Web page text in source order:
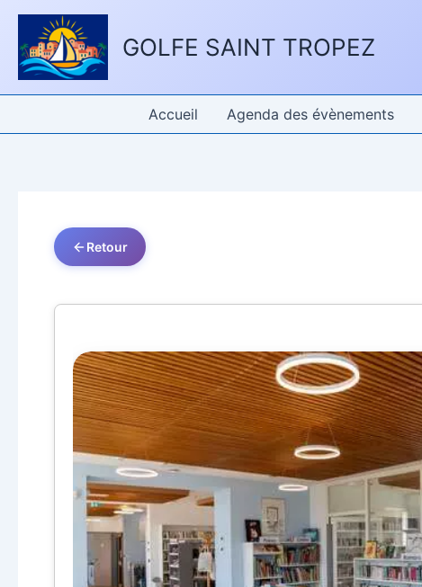
Panneau de gestion des cookies
Aller
contenu
GOLFE SAINT TROPEZ
Accueil Agenda des évènements
Retour